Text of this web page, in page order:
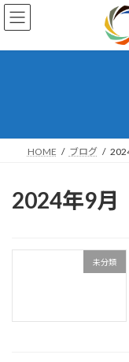
コ
ン
ン
ナ
ビ
ー
HOME ブログ
2024年9月
未分類